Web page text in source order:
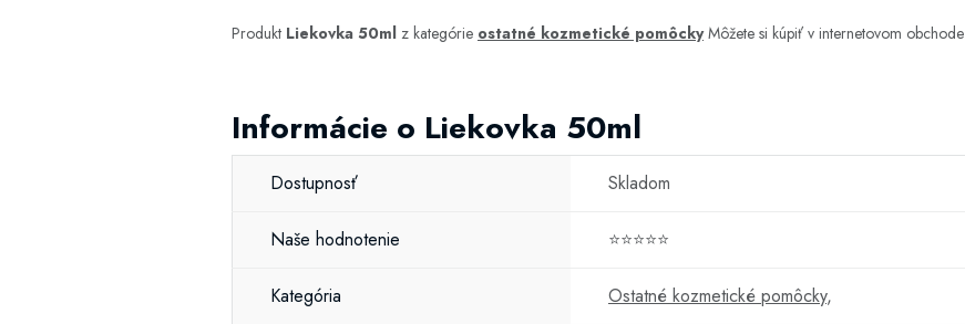
Produkt Liekovka 50ml z kategórie ostatné kozmetické pomôckyMôžete si kúpiť v internetovom obchode
Informácie o Liekovka 50ml
Dostupnosť Skladom
Naše hodnotenie ⭐⭐⭐⭐⭐
Kategória Ostatné kozmetické pomôcky,